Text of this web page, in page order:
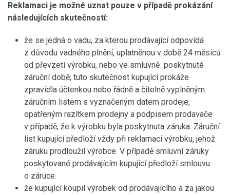
Reklamaci je možné uznat pouze v případě prokázání
následujících skutečností:
že se jedná o vadu, za kterou prodávající odpovídá
z důvodu vadného plnění, uplatněnou v době 24 měsíců
od převzetí výrobku, nebo ve smluvně poskytnuté
záruční době; tuto skutečnost kupující prokáže
zpravidla účtenkou nebo řádně a čitelně vyplněným
záručním listem s vyznačeným datem prodeje,
opatřeným razítkem prodejny a podpisem prodavače
v případě, že k výrobku byla poskytnuta záruka. Záruční
list kupující předloží vždy při reklamaci výrobku, jehož
záruku prodloužil výrobce. V případě smluvní záruky
poskytované prodávajícím kupující předloží smlouvu
o záruce.
že kupující koupil výrobek od prodávajícího a za jakou